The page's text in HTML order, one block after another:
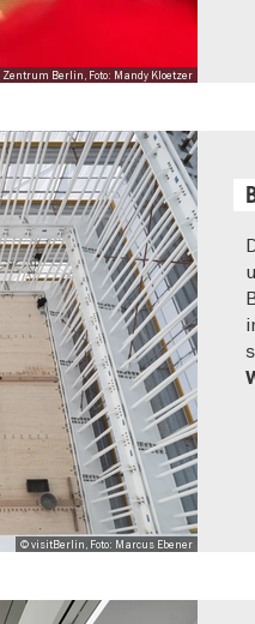
Berlin, Foto: Mandy Kloetzer
© visitBerlin, Foto: Marcus Ebener